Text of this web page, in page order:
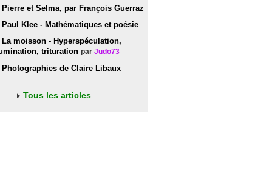
Pierre et Selma, par François Guerraz
Paul Klee - Mathématiques et poésie
La moisson - Hyperspéculation,
trituration par Judo73
Photographies de Claire Libaux
Tous les articles